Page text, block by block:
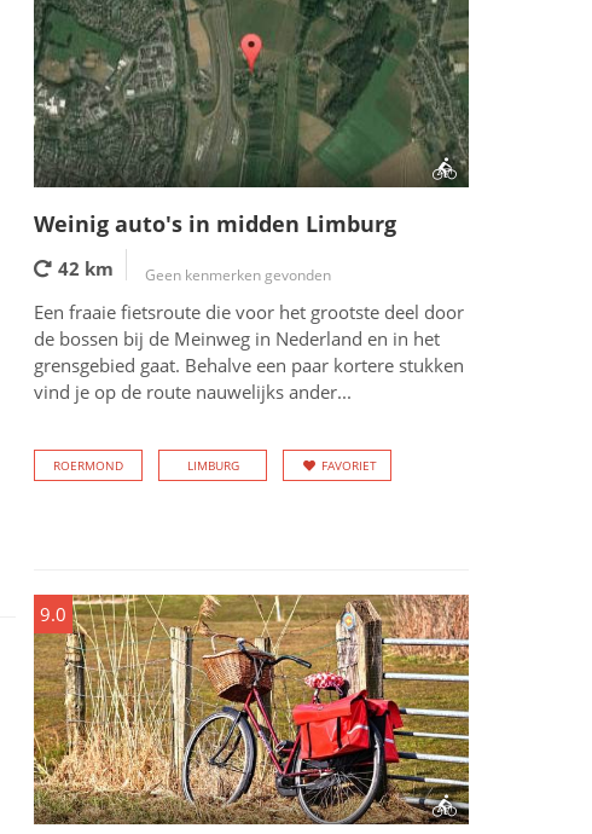
Weinig auto's in midden Limburg
42 km Geen kenmerken gevonden
Een fraaie fietsroute die voor het grootste deel door
de bossen bij de Meinweg in Nederland en in het
grensgebied gaat. Behalve een paar kortere stukken
vind je op de route nauwelijks ander...
ROERMOND LIMBURG FAVORIET
9.0